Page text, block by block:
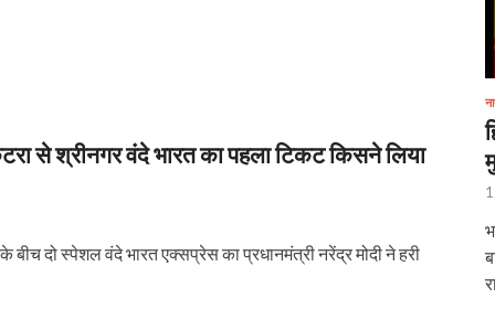
से श्रीनगर वंदे भारत का पहला टिकट किसने लिया
दो स्पेशल वंदे भारत एक्सप्रेस का प्रधानमंत्री नरेंद्र मोदी ने हरी